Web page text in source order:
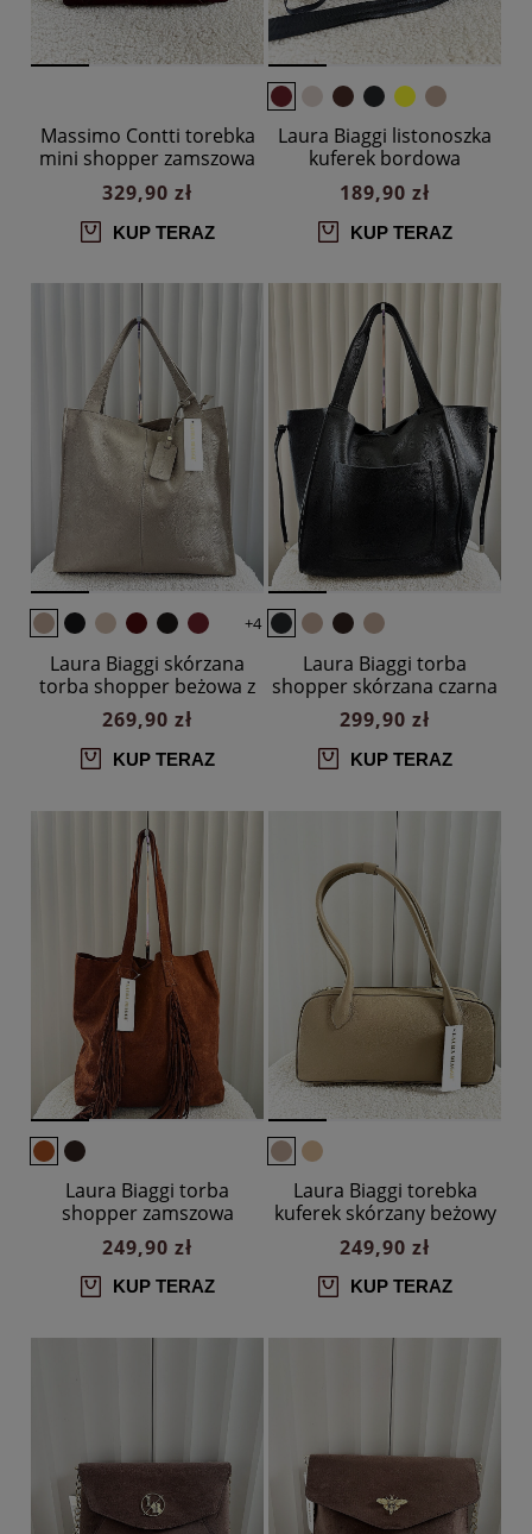
Massimo Contti torebka
mini shopper zamszowa
bordowa
329,90 zł
KUP TERAZ
Laura Biaggi listonoszka
kuferek bordowa
ekozamsz
189,90 zł
KUP TERAZ
+4
Laura Biaggi skórzana
torba shopper beżowa z
przeszyciem
269,90 zł
KUP TERAZ
Laura Biaggi torba
shopper skórzana czarna
z kieszenią
299,90 zł
KUP TERAZ
Laura Biaggi torba
shopper zamszowa
camelowa frędzle
249,90 zł
KUP TERAZ
Laura Biaggi torebka
kuferek skórzany beżowy
249,90 zł
KUP TERAZ